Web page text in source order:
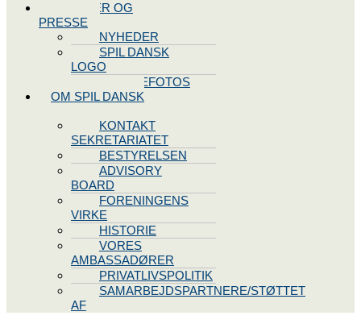
NYHEDER OG
PRESSE
NYHEDER
SPIL DANSK
LOGO
PRESSEFOTOS
OM SPIL DANSK
KONTAKT
SEKRETARIATET
BESTYRELSEN
ADVISORY
BOARD
FORENINGENS
VIRKE
HISTORIE
VORES
AMBASSADØRER
PRIVATLIVSPOLITIK
SAMARBEJDSPARTNERE/STØTTET
AF